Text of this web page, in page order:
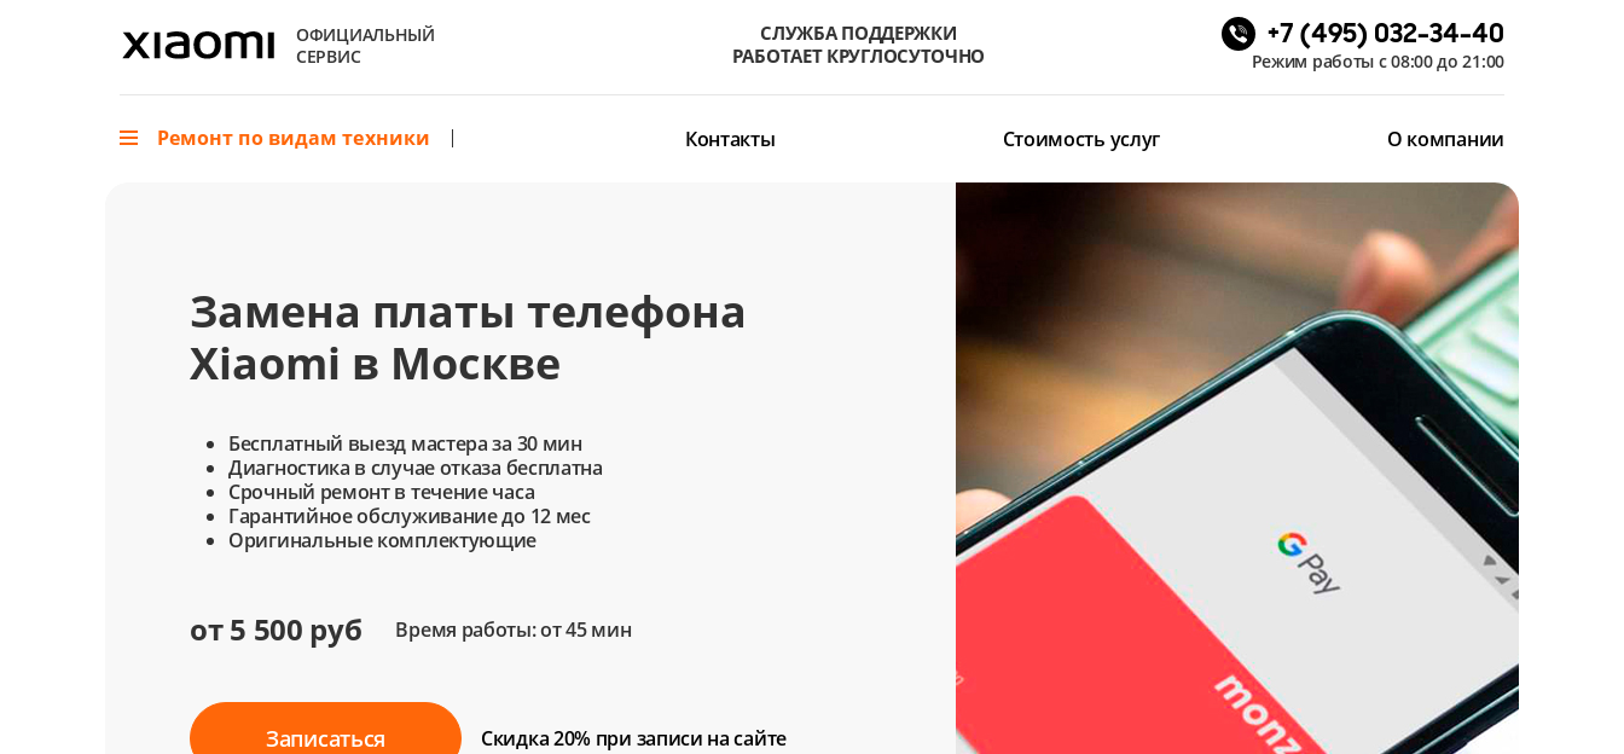
ОФИЦИАЛЬНЫЙ
СЕРВИС
СЛУЖБА ПОДДЕРЖКИ
РАБОТАЕТ КРУГЛОСУТОЧНО
+7 (495) 032-34-40
Режим работы с 08:00 до 21:00
Ремонт по видам техники Контакты Стоимость услуг О компании
Замена платы телефона
Xiaomi в Москве
Бесплатный выезд мастера за 30 мин
Диагностика в случае отказа бесплатна
Срочный ремонт в течение часа
Гарантийное обслуживание до 12 мес
Оригинальные комплектующие
от 5 500 руб Время работы: от 45 мин
Записаться Скидка 20% при записи на сайте